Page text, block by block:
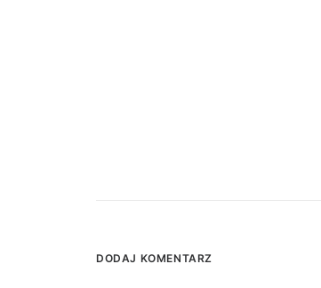
DODAJ KOMENTARZ